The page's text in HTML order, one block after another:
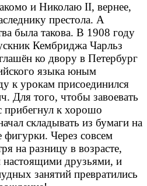
и Николаю II, вернее,
престола. А
была такова. В 1908 году
Кембриджа Чарльз
ко двору в Петербург
языка юным
к урокам присоединился
Для того, чтобы завоевать
прибегнул к хорошо
складывать из бумаги на
фигурки. Через совсем
на разницу в возрасте,
настоящими друзьями, и
занятий превратились